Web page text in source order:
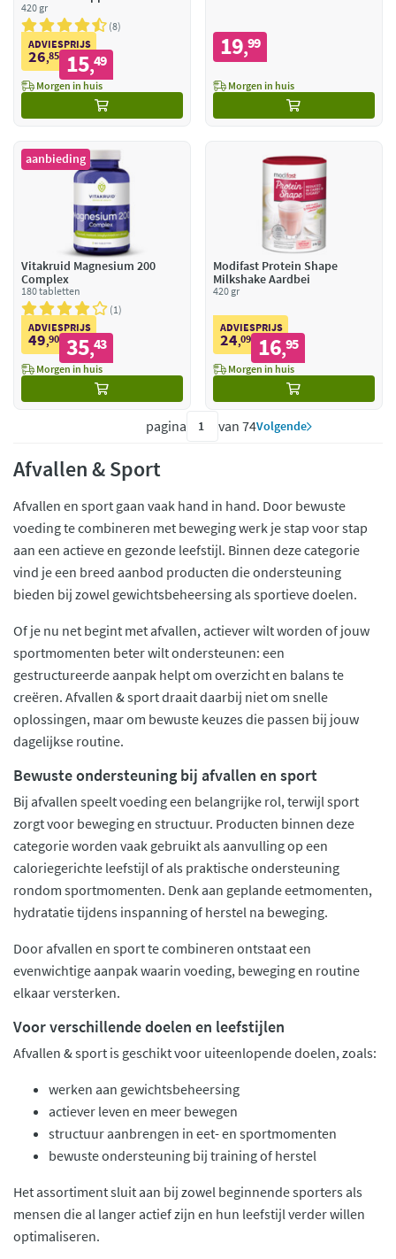
420 gr
8
ADVIESPRIJS
26,85 15,49
Morgen in huis
19,99
Morgen in huis
aanbieding
Vitakruid Magnesium 200
Complex
180 tabletten
1
ADVIESPRIJS
49,90 35,43
Morgen in huis
Modifast Protein Shape
Milkshake Aardbei
420 gr
ADVIESPRIJS
24,09 16,95
Morgen in huis
pagina van 74Volgende
Afvallen & Sport
Afvallen en sport gaan vaak hand in hand. Door bewuste
voeding te combineren met beweging werk je stap voor stap
aan een actieve en gezonde leefstijl. Binnen deze categorie
vind je een breed aanbod producten die ondersteuning
bieden bij zowel gewichtsbeheersing als sportieve doelen.
Of je nu net begint met afvallen, actiever wilt worden of jouw
sportmomenten beter wilt ondersteunen: een
gestructureerde aanpak helpt om overzicht en balans te
creëren. Afvallen & sport draait daarbij niet om snelle
oplossingen, maar om bewuste keuzes die passen bij jouw
dagelijkse routine.
Bewuste ondersteuning bij afvallen en sport
Bij afvallen speelt voeding een belangrijke rol, terwijl sport
zorgt voor beweging en structuur. Producten binnen deze
categorie worden vaak gebruikt als aanvulling op een
caloriegerichte leefstijl of als praktische ondersteuning
rondom sportmomenten. Denk aan geplande eetmomenten,
hydratatie tijdens inspanning of herstel na beweging.
Door afvallen en sport te combineren ontstaat een
evenwichtige aanpak waarin voeding, beweging en routine
elkaar versterken.
Voor verschillende doelen en leefstijlen
Afvallen & sport is geschikt voor uiteenlopende doelen, zoals:
werken aan gewichtsbeheersing
actiever leven en meer bewegen
structuur aanbrengen in eet- en sportmomenten
bewuste ondersteuning bij training of herstel
Het assortiment sluit aan bij zowel beginnende sporters als
mensen die al langer actief zijn en hun leefstijl verder willen
optimaliseren.